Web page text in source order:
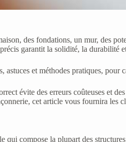
des fondations, un mur, des
garantit la solidité, la durabilité
et méthodes pratiques, pour
évite des erreurs coûteuses et
cet article vous fournira les
compose la plupart des